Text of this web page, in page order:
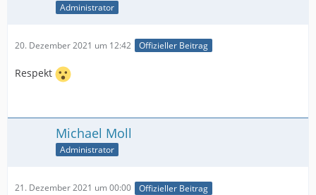
Administrator
20. Dezember 2021 um 12:42 Offizieller Beitrag
Respekt
Michael Moll
Administrator
21. Dezember 2021 um 00:00 Offizieller Beitrag